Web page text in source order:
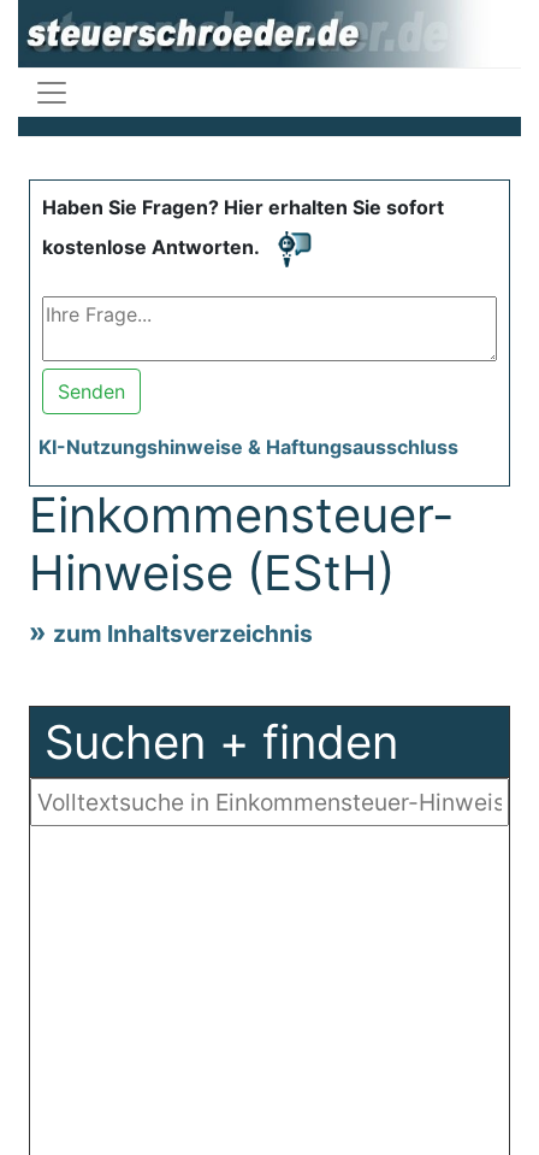
Haben Sie Fragen? Hier erhalten Sie sofort
kostenlose Antworten.
Senden
KI-Nutzungshinweise & Haftungsausschluss
Einkommensteuer-
Hinweise (EStH)
zum Inhaltsverzeichnis
Suchen + finden